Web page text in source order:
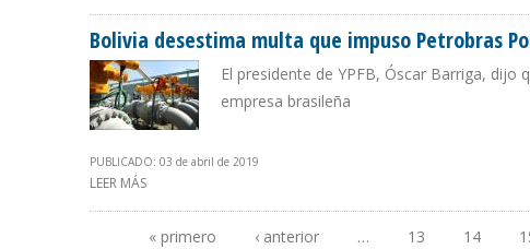
Bolivia desestima multa que impuso Petrobras
El presidente de YPFB, Óscar Barriga,
empresa brasileña
PUBLICADO: 03 de abril de 2019
LEER MÁS
« primero ‹ anterior … 13 14